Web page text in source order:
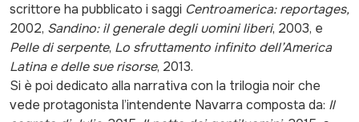
scrittore ha pubblicato i saggi Centroamerica: reportages,
2002, Sandino: il generale degli uomini liberi, 2003, e
Pelle di serpente, Lo sfruttamento infinito dell’America
Latina e delle sue risorse, 2013.
Si è poi dedicato alla narrativa con la trilogia noir che
vede protagonista l’intendente Navarra composta da: Il